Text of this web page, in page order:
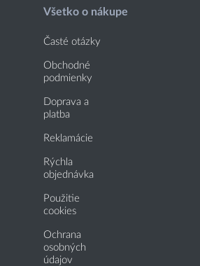
Všetko o nákupe
Časté otázky
Obchodné
podmienky
Doprava a
platba
Reklamácie
Rýchla
objednávka
Použitie
cookies
Ochrana
osobných
údajov